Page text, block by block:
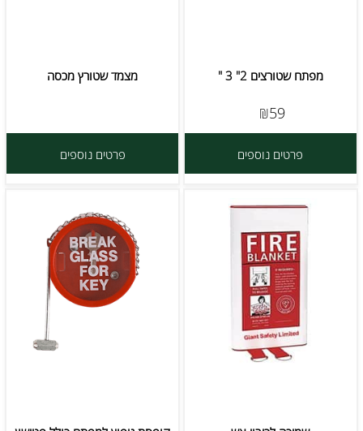
מפתח שטורצים 2" 3 "
₪59
פרטים נוספים
מצמד שטורץ מכסה
פרטים נוספים